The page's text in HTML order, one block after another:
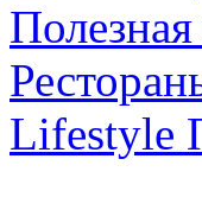
Lifestyle